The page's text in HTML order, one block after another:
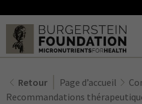
Retour Page d’accueil
Recommandations